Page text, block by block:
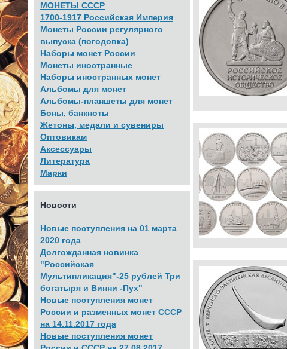
МОНЕТЫ СССР
1700-1917 Российская Империя
Монеты России регулярного
выпуска (погодовка)
Наборы монет России
Монеты иностранные
Наборы иностранных монет
Альбомы для монет
Альбомы-планшеты для монет
Боны, банкноты
Жетоны, медали и сувениры
Оптовикам
Аксессуары
Литература
Марки
Новости
Новые поступления на 01 марта
2020 года
Долгожданная новинка
"Российская
Мультипликация"-25 рублей Три
богатыря и Винни -Пух"
Новые поступления монет
России и разменных монет СССР
на 14.11.2017 года
Новые поступления монет